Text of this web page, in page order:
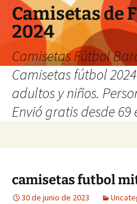
Camisetas de
2024
Camisetas Fútbol
Camisetas fútbol
adultos y niños.
Envió gratis desde 69
camisetas futbol
30 de junio de 2023